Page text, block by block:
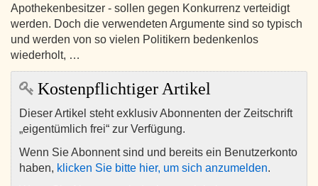
Apothekenbesitzer - sollen gegen Konkurrenz verteidigt
werden. Doch die verwendeten Argumente sind so typisch
und werden von so vielen Politikern bedenkenlos
wiederholt, …
Kostenpflichtiger Artikel
Dieser Artikel steht exklusiv Abonnenten der Zeitschrift
„eigentümlich frei“ zur Verfügung.
Wenn Sie Abonnent sind und bereits ein Benutzerkonto
haben, klicken Sie bitte hier, um sich anzumelden.